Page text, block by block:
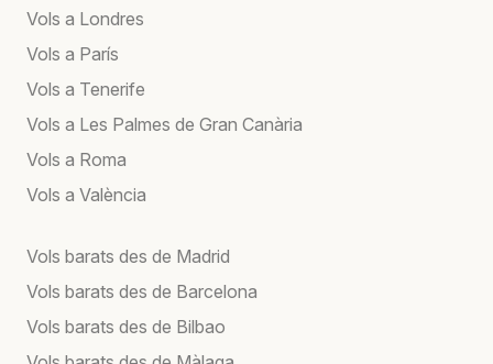
Vols a Londres
Vols a París
Vols a Tenerife
Vols a Les Palmes de Gran Canària
Vols a Roma
Vols a València
Vols barats des de Madrid
Vols barats des de Barcelona
Vols barats des de Bilbao